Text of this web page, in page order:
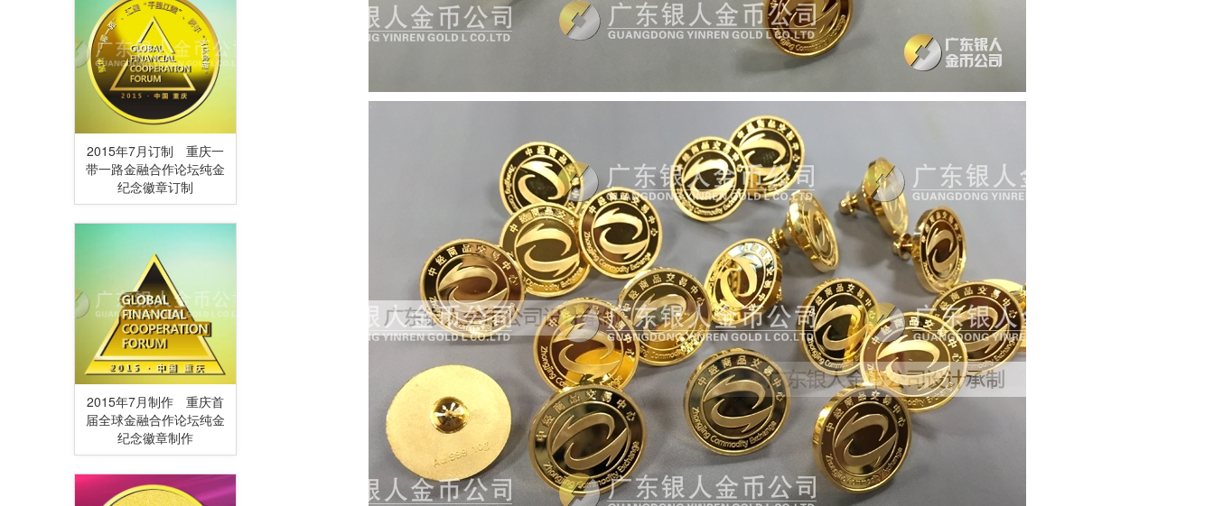
2015年7月订制 重庆一
带一路金融合作论坛纯金
纪念徽章订制
2015年7月制作 重庆首
届全球金融合作论坛纯金
纪念徽章制作